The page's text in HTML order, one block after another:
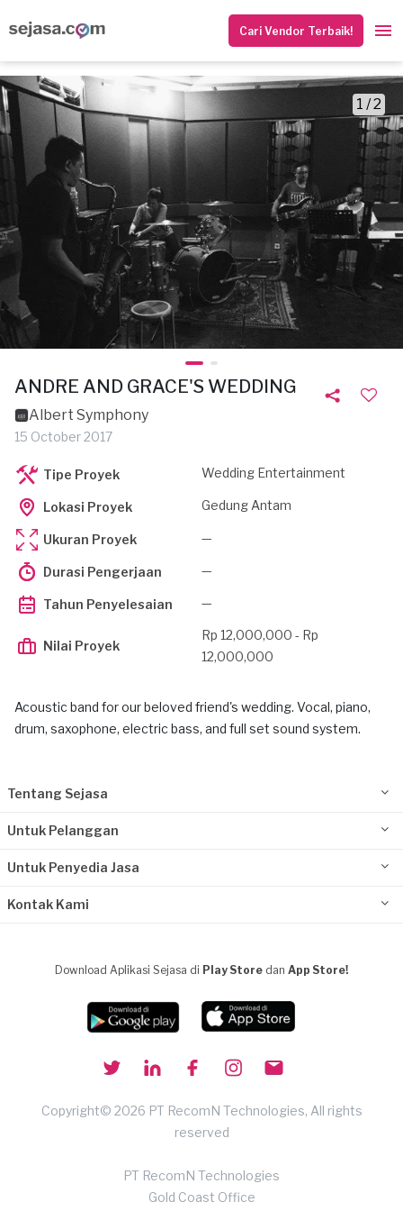
Cari Vendor Terbaik!
1 / 2
ANDRE AND GRACE'S WEDDING
Albert Symphony
15 October 2017
Tipe Proyek Wedding Entertainment
Lokasi Proyek Gedung Antam
Ukuran Proyek —
Durasi Pengerjaan —
Tahun Penyelesaian —
Nilai Proyek
Rp 12,000,000 - Rp
12,000,000
Acoustic band for our beloved friend's wedding. Vocal, piano,
drum, saxophone, electric bass, and full set sound system.
Tentang Sejasa
Untuk Pelanggan
Untuk Penyedia Jasa
Kontak Kami
Download Aplikasi Sejasa di Play Store dan App Store!
Copyright© 2026 PT RecomN Technologies, All rights
reserved
PT RecomN Technologies
Gold Coast Office